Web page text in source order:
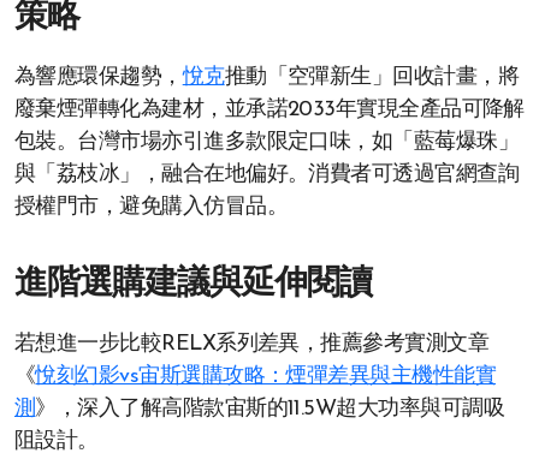
策略
為響應環保趨勢，悅克推動「空彈新生」回收計畫，將
廢棄煙彈轉化為建材，並承諾2033年實現全產品可降解
包裝。台灣市場亦引進多款限定口味，如「藍莓爆珠」
與「荔枝冰」，融合在地偏好。消費者可透過官網查詢
授權門市，避免購入仿冒品。
進階選購建議與延伸閱讀
若想進一步比較RELX系列差異，推薦參考實測文章
《悅刻幻影vs宙斯選購攻略：煙彈差異與主機性能實
測》，深入了解高階款宙斯的11.5W超大功率與可調吸
阻設計。